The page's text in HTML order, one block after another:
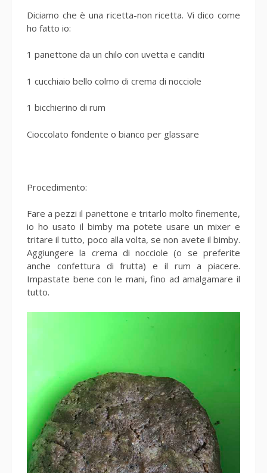
Diciamo che è una ricetta-non ricetta. Vi dico come
ho fatto io:
1 panettone da un chilo con uvetta e canditi
1 cucchiaio bello colmo di crema di nocciole
1 bicchierino di rum
Cioccolato fondente o bianco per glassare
Procedimento:
Fare a pezzi il panettone e tritarlo molto finemente,
io ho usato il bimby ma potete usare un mixer e
tritare il tutto, poco alla volta, se non avete il bimby.
Aggiungere la crema di nocciole (o se preferite
anche confettura di frutta) e il rum a piacere.
Impastate bene con le mani, fino ad amalgamare il
tutto.